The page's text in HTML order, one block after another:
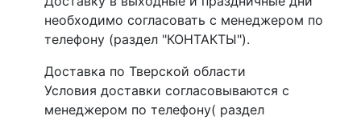
необходимо согласовать с менеджером по
телефону (раздел "КОНТАКТЫ").
Доставка по Тверской области
Условия доставки согласовываются с
менеджером по телефону( раздел